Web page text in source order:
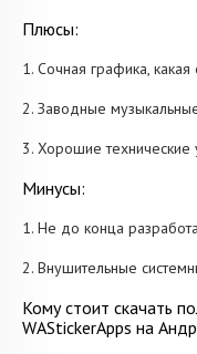
Плюсы:
1. Сочная графика,
2. Заводные
3. Хорошие технические
Минусы:
1. Не до конца
2. Внушительные
Кому стоит скачать
WAStickerApps на